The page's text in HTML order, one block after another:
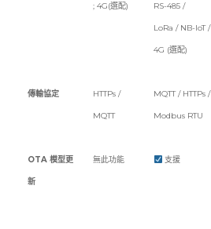
; 4G(選配) RS-485 /
LoRa / NB-IoT /
4G (選配)
傳輸協定 HTTPs /
MQTT
MQTT / HTTPs /
Modbus RTU
OTA 模型更
新
無此功能 支援